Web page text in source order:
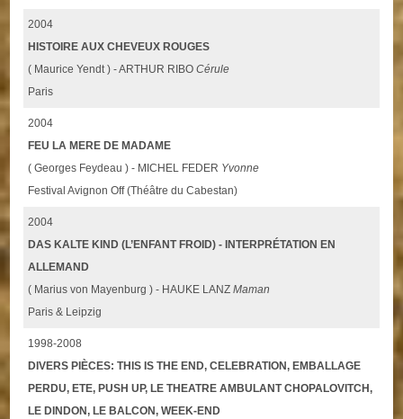
2004
HISTOIRE AUX CHEVEUX ROUGES
( Maurice Yendt ) - ARTHUR RIBOCérule
Paris
2004
FEU LA MERE DE MADAME
( Georges Feydeau ) - MICHEL FEDER Yvonne
Festival Avignon Off (Théâtre du Cabestan)
2004
DAS KALTE KIND (L’ENFANT FROID) - INTERPRÉTATION EN
ALLEMAND
( Marius von Mayenburg ) - HAUKE LANZMaman
Paris & Leipzig
1998-2008
DIVERS PIÈCES: THIS IS THE END, CELEBRATION, EMBALLAGE
PERDU, ETE, PUSH UP, LE THEATRE AMBULANT CHOPALOVITCH,
LE DINDON, LE BALCON, WEEK-END